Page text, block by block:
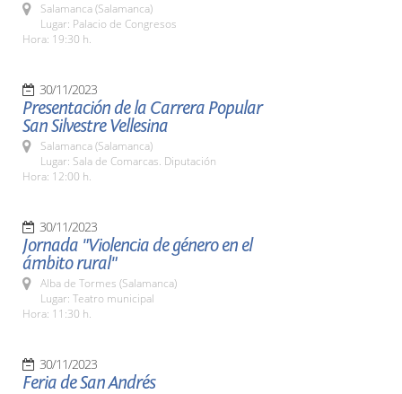
Salamanca (Salamanca)
Lugar: Palacio de Congresos
Hora: 19:30 h.
30/11/2023
Presentación de la Carrera Popular
San Silvestre Vellesina
Salamanca (Salamanca)
Lugar: Sala de Comarcas. Diputación
Hora: 12:00 h.
30/11/2023
Jornada "Violencia de género en el
ámbito rural"
Alba de Tormes (Salamanca)
Lugar: Teatro municipal
Hora: 11:30 h.
30/11/2023
Feria de San Andrés